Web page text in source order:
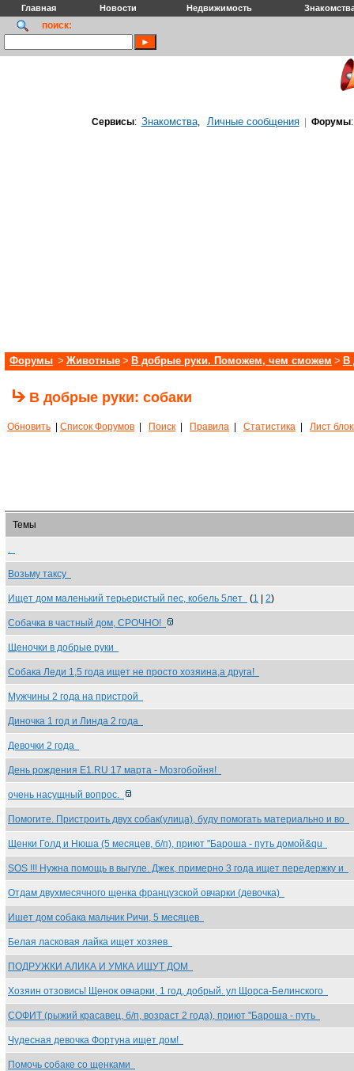
Главная Новости Недвижимость
поиск:
Сервисы: Знакомства, Личные сообщения| Форумы:
Форумы > Животные > В добрые руки. Поможем, чем сможем > В
В добрые руки: собаки
Обновить Список Форумов Поиск Правила Статистика Лист
Темы
.
Возьму таксу
Ищет дом маленький терьеристый пес, кобель 5лет (1 2)
Собачка в частный дом, СРОЧНО!
Щеночки в добрые руки
Собака Леди 1,5 года ищет не просто хозяина,а друга!
Мужчины 2 года на пристрой
Диночка 1 год и Линда 2 года
Девочки 2 года
День рождения Е1.RU 17 марта - Мозгобойня!
очень насущный вопрос.
Помогите. Пристроить двух собак(улица), буду помогать материально и во
Щенки Голд и Нюша (5 месяцев, б/п), приют "Бароша - путь домой&qu
SOS !!! Нужна помощь в выгуле. Джек, примерно 3 года ищет передержку и
Отдам двухмесячного щенка французской овчарки (девочка)
Ишет дом собака мальчик Ричи, 5 месяцев
Белая ласковая лайка ищет хозяев
ПОДРУЖКИ АЛИКА И УМКА ИЩУТ ДОМ
Хозяин отзовись! Щенок овчарки, 1 год, добрый. ул Щорса-Белинского
СОФИТ (рыжий красавец, б/п, возраст 2 года), приют "Бароша - путь
Чудесная девочка Фортуна ищет дом!
Помочь собаке со щенками